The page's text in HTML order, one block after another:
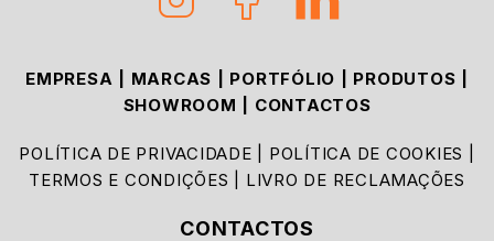
EMPRESA MARCAS PORTFÓLIO PRODUTOS
SHOWROOM
CONTACTOS
POLÍTICA DE PRIVACIDADE POLÍTICA DE COOKIES
TERMOS E CONDIÇÕES
LIVRO DE RECLAMAÇÕES
CONTACTOS